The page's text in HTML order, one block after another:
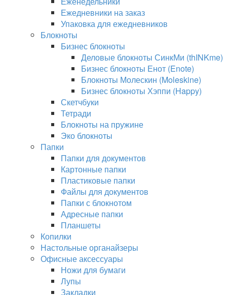
Ежедневники на заказ
Упаковка для ежедневников
Блокноты
Бизнес блокноты
Деловые блокноты СинкМи (thINKme)
Бизнес блокноты Енот (Enote)
Блокноты Молескин (Moleskine)
Бизнес блокноты Хэппи (Happy)
Скетчбуки
Тетради
Блокноты на пружине
Эко блокноты
Папки
Папки для документов
Картонные папки
Пластиковые папки
Файлы для документов
Папки с блокнотом
Адресные папки
Планшеты
Копилки
Настольные органайзеры
Офисные аксессуары
Ножи для бумаги
Лупы
Закладки